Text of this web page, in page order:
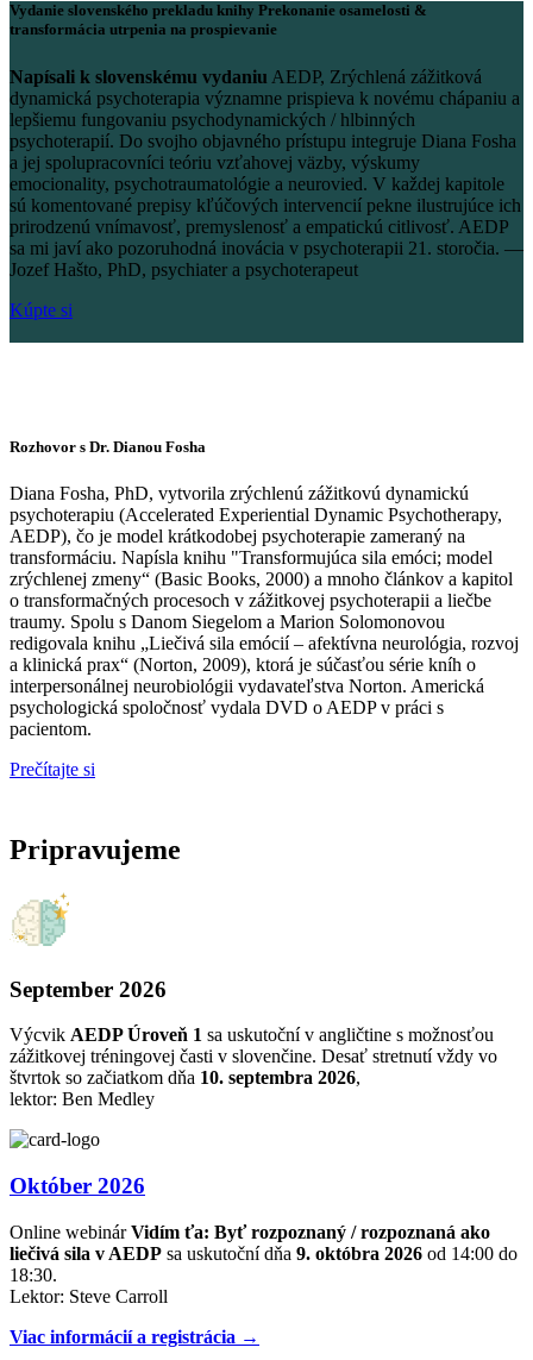
Vydanie slovenského prekladu knihy Prekonanie osamelosti &
transformácia utrpenia na prospievanie
Napísali k slovenskému vydaniu AEDP, Zrýchlená zážitková
dynamická psychoterapia významne prispieva k novému chápaniu a
lepšiemu fungovaniu psychodynamických / hlbinných
psychoterapií. Do svojho objavného prístupu integruje Diana Fosha
a jej spolupracovníci teóriu vzťahovej väzby, výskumy
emocionality, psychotraumatológie a neurovied. V každej kapitole
sú komentované prepisy kľúčových intervencií pekne ilustrujúce ich
prirodzenú vnímavosť, premyslenosť a empatickú citlivosť. AEDP
sa mi javí ako pozoruhodná inovácia v psychoterapii 21. storočia. —
Jozef Hašto, PhD, psychiater a psychoterapeut
Kúpte si
Rozhovor s Dr. Dianou Fosha
Diana Fosha, PhD, vytvorila zrýchlenú zážitkovú dynamickú
psychoterapiu (Accelerated Experiential Dynamic Psychotherapy,
AEDP), čo je model krátkodobej psychoterapie zameraný na
transformáciu. Napísla knihu "Transformujúca sila emóci; model
zrýchlenej zmeny“ (Basic Books, 2000) a mnoho článkov a kapitol
o transformačných procesoch v zážitkovej psychoterapii a liečbe
traumy. Spolu s Danom Siegelom a Marion Solomonovou
redigovala knihu „Liečivá sila emócií – afektívna neurológia, rozvoj
a klinická prax“ (Norton, 2009), ktorá je súčasťou série kníh o
interpersonálnej neurobiológii vydavateľstva Norton. Americká
psychologická spoločnosť vydala DVD o AEDP v práci s
pacientom.
Prečítajte si
Pripravujeme
September 2026
Výcvik AEDP Úroveň 1 sa uskutoční v angličtine s možnosťou
zážitkovej tréningovej časti v slovenčine. Desať stretnutí vždy vo
štvrtok so začiatkom dňa 10. septembra 2026,
lektor: Ben Medley
Október 2026
Online webinárVidím ťa: Byť rozpoznaný / rozpoznaná ako
liečivá sila v AEDP sa uskutoční dňa 9. októbra 2026 od 14:00 do
18:30.
Lektor: Steve Carroll
Viac informácií a registrácia →